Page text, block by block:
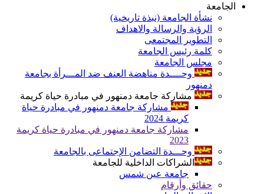
الجامعة
نشأة الجامعة (نبذة تاريخية)
الرؤية والرسالة والاهداف
التطوير المجتمعى
كلمة رئيس الجامعة
مجلس الجامعة
وحــــدة مناهضة العنف ضد المـــرأة بجامعة
دمنهور
مشاركة جامعة دمنهور في مبادرة حياة كريمة
مشاركة جامعة دمنهور في مبادرة حياة
كريمة 2024
مشاركة جامعة دمنهور في مبادرة حياة كريمة
2023
وحـــدة التضامن الإجتماعى بالجامعة
الشراكات الداخلية للجامعة
جامعة عين شمس
حقائق وأرقام